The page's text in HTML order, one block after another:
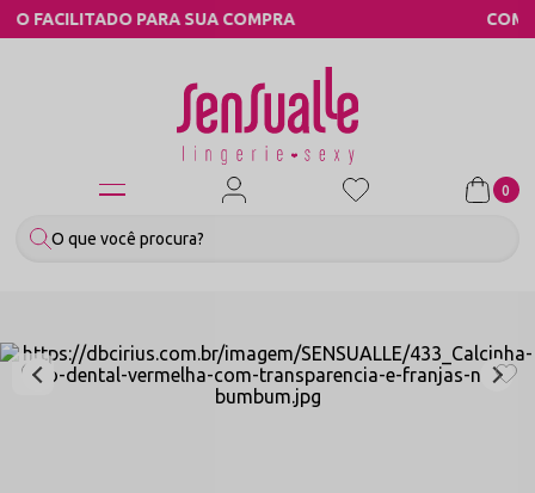
COMPRA COMPRE PELO WHATSAPP
0